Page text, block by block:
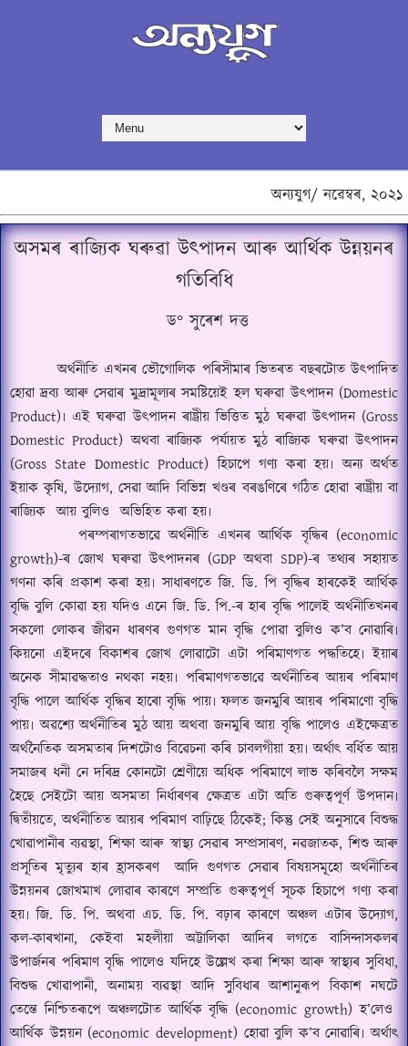
অন্যযুগ/ নৱেম্বৰ, ২০২১
অসমৰ ৰাজ্যিক ঘৰুৱা উৎপাদন আৰু আৰ্থিক উন্নয়নৰ
গতিবিধি
ড° সুৰেশ দত্ত
অৰ্থনীতি এখনৰ ভৌগোলিক পৰিসীমাৰ ভিতৰত বছৰটোত উৎপাদিত
হোৱা দ্ৰব্য আৰু সেৱাৰ মুদ্ৰামূল্যৰ সমষ্টিয়েই হল ঘৰুৱা উৎপাদন (Domestic
Product)৷ এই ঘৰুৱা উৎপাদন ৰাষ্ট্ৰীয় ভিত্তিত মুঠ ঘৰুৱা উৎপাদন (Gross
Domestic Product)অথবা ৰাজ্যিক পৰ্যায়ত মুঠ ৰাজ্যিক ঘৰুৱা উৎপাদন
(Gross State Domestic Product)হিচাপে গণ্য কৰা হয়৷ অন্য অৰ্থত
ইয়াক কৃষি,উদ্যোগ,সেৱা আদি বিভিন্ন খণ্ডৰ বৰঙণিৰে গঠিত হোৱা ৰাষ্ট্ৰীয় বা
ৰাজ্যিক আয় বুলিও অভিহিত কৰা হয়৷
পৰম্পৰাগতভাৱে অৰ্থনীতি এখনৰ আৰ্থিক বৃদ্ধিৰ (economic
growth)-ৰ জোখ ঘৰুৱা উৎপাদনৰ (GDPঅথবা SDP)-ৰ তথ্যৰ সহায়ত
গণনা কৰি প্ৰকাশ কৰা হয়৷ সাধাৰণতে জি. ডি. পি বৃদ্ধিৰ হাৰকেই আৰ্থিক
বৃদ্ধি বুলি কোৱা হয় যদিও এনে জি. ডি. পি.-ৰ হাৰ বৃদ্ধি পালেই অৰ্থনীতিখনৰ
সকলো লোকৰ জীৱন ধাৰণৰ গুণগত মান বৃদ্ধি পোৱা বুলিও ক’ব নোৱাৰি৷
কিয়নো এইদৰে বিকাশৰ জোখ লোৱাটো এটা পৰিমাণগত পদ্ধতিহে৷ ইয়াৰ
অনেক সীমাৱদ্ধতাও নথকা নহয়৷ পৰিমাণগতভাৱেঅৰ্থনীতিৰ আয়ৰ পৰিমাণ
বৃদ্ধি পালে আৰ্থিক বৃদ্ধিৰ হাৰো বৃদ্ধি পায়৷ ফলত জনমুৰি আয়ৰ পৰিমাণোবৃদ্ধি
পায়৷ অৱশ্যে অৰ্থনীতিৰ মুঠ আয় অথবা জনমুৰি আয় বৃদ্ধি পালেও এইক্ষেত্ৰত
অৰ্থনৈতিক অসমতাৰ দিশটোও বিৱেচনা কৰি চাবলগীয়া হয়৷ অৰ্থাৎ বৰ্ধিত আয়
সমাজৰ ধনী নে দৰিদ্ৰ কোনটো শ্ৰেণীয়ে অধিক পৰিমাণে লাভ কৰিবলৈ সক্ষম
হৈছে সেইটো আয় অসমতা নিৰ্ধাৰণৰ ক্ষেত্ৰত এটা অতি গুৰুত্বপূৰ্ণ উপদান৷
দ্বিতীয়তে,অৰ্থনীতিত আয়ৰ পৰিমাণ বাঢ়িছে ঠিকেই;কিন্তু সেই অনুসাৰে বিশুদ্ধ
খোৱাপানীৰ ব্যৱস্থা,শিক্ষা আৰু স্বাস্থ্য সেৱাৰ সম্প্ৰসাৰণ,নৱজাতক,শিশু আৰু
প্ৰসূতিৰ মৃত্যুৰ হাৰ হ্ৰাসকৰণ
আদি গুণগত সেৱাৰ বিষয়সমূহো অৰ্থনীতিৰ
উন্নয়নৰ জোখমাখ লোৱাৰ কাৰণে সম্প্ৰতি গুৰুত্বপূৰ্ণ সূচক হিচাপে গণ্য কৰা
হয়৷ জি. ডি. পি. অথবা এচ. ডি. পি. বঢ়াৰ কাৰণে অঞ্চল এটাৰ উদ্যোগ,
কল-কাৰখানা,কেইবা মহলীয়া অট্টালিকা আদিৰ লগতে বাসিন্দাসকলৰ
উপাৰ্জনৰ পৰিমাণ বৃদ্ধি পালেও যদিহে উল্লেখ কৰা শিক্ষা আৰু স্বাস্থ্যৰ সুবিধা,
বিশুদ্ধ খোৱাপানী,অনাময় ব্যৱস্থা আদি সুবিধাৰ আশানুৰূপ বিকাশ নঘটে
তেন্তে নিশ্চিতৰূপে অঞ্চলটোত আৰ্থিক বৃদ্ধি (economic growth)হ’লেও
আৰ্থিক উন্নয়ন (economic development) হোৱা বুলি ক’ব নোৱাৰি৷ অৰ্থাৎ